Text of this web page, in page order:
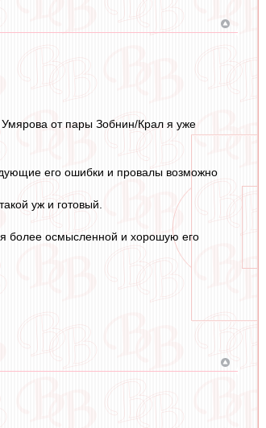
Умярова от пары Зобнин/Крал я уже
его ошибки и провалы возможно
уж и готовый.
более осмысленной и хорошую его